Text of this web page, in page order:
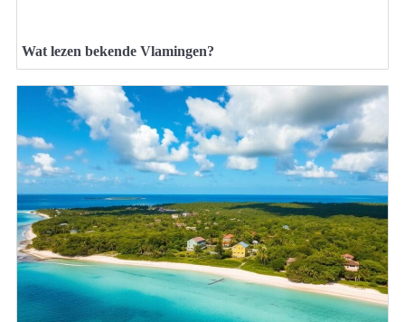
Wat lezen bekende Vlamingen?